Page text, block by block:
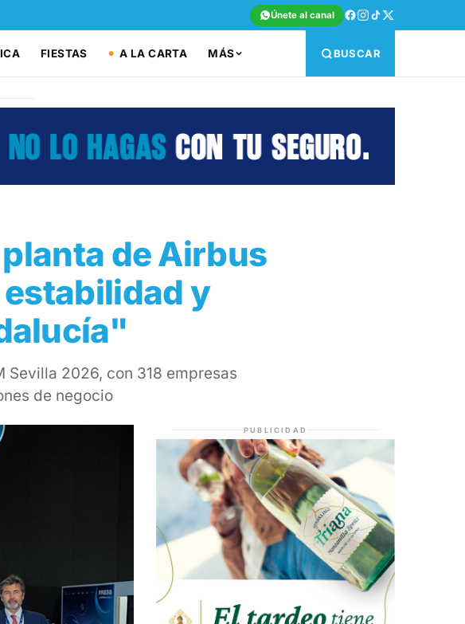
Únete al canal
FIESTAS A LA CARTA MÁS BUSCAR
de Airbus
y
Sevilla 2026, con 318 empresas
de negocio
PUBLICIDAD